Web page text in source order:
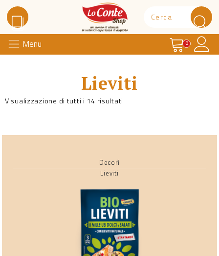
Lo Conte Shop
Menu Carrello
0
Lieviti
Visualizzazione di tutti i 14 risultati
Decorì
Lieviti